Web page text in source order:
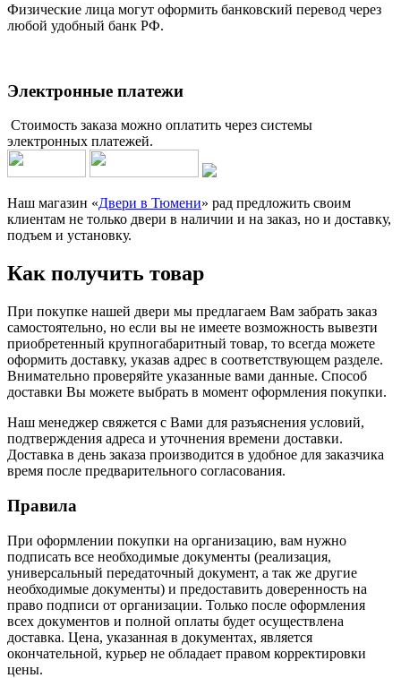
Физические лица могут оформить банковский перевод через
любой удобный банк РФ.
Электронные платежи
Стоимость заказа можно оплатить через системы
электронных платежей.
Наш магазин «Двери в Тюмени» рад предложить своим
клиентам не только двери в наличии и на заказ, но и доставку,
подъем и установку.
Как получить товар
При покупке нашей двери мы предлагаем Вам забрать заказ
самостоятельно, но если вы не имеете возможность вывезти
приобретенный крупногабаритный товар, то всегда можете
оформить доставку, указав адрес в соответствующем разделе.
Внимательно проверяйте указанные вами данные. Способ
доставки Вы можете выбрать в момент оформления покупки.
Наш менеджер свяжется с Вами для разъяснения условий,
подтверждения адреса и уточнения времени доставки.
Доставка в день заказа производится в удобное для заказчика
время после предварительного согласования.
Правила
При оформлении покупки на организацию, вам нужно
подписать все необходимые документы (реализация,
универсальный передаточный документ, а так же другие
необходимые документы) и предоставить доверенность на
право подписи от организации. Только после оформления
всех документов и полной оплаты будет осуществлена
доставка. Цена, указанная в документах, является
окончательной, курьер не обладает правом корректировки
цены.